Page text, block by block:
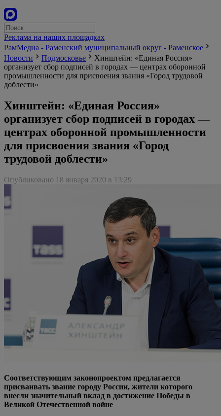
Реклама на наших площадках
РамМедиа - Раменский муниципальный округ - Раменское
Новости
Подмосковье
Хинштейн: «Единая Россия»
организует сбор подписей в городах — центрах оборонной
промышленности для присвоения звания «Город трудовой
доблести»
Хинштейн: «Единая Россия»
организует сбор подписей в городах —
центрах оборонной промышленности
для присвоения звания «Город
трудовой доблести»
Опубликовано 18 января 2020 в 13:29
Соответствующим законопроектом предлагается
присваивать звание городу России, жители которого
внесли значительный вклад в достижение Победы в
Великой Отечественной войне